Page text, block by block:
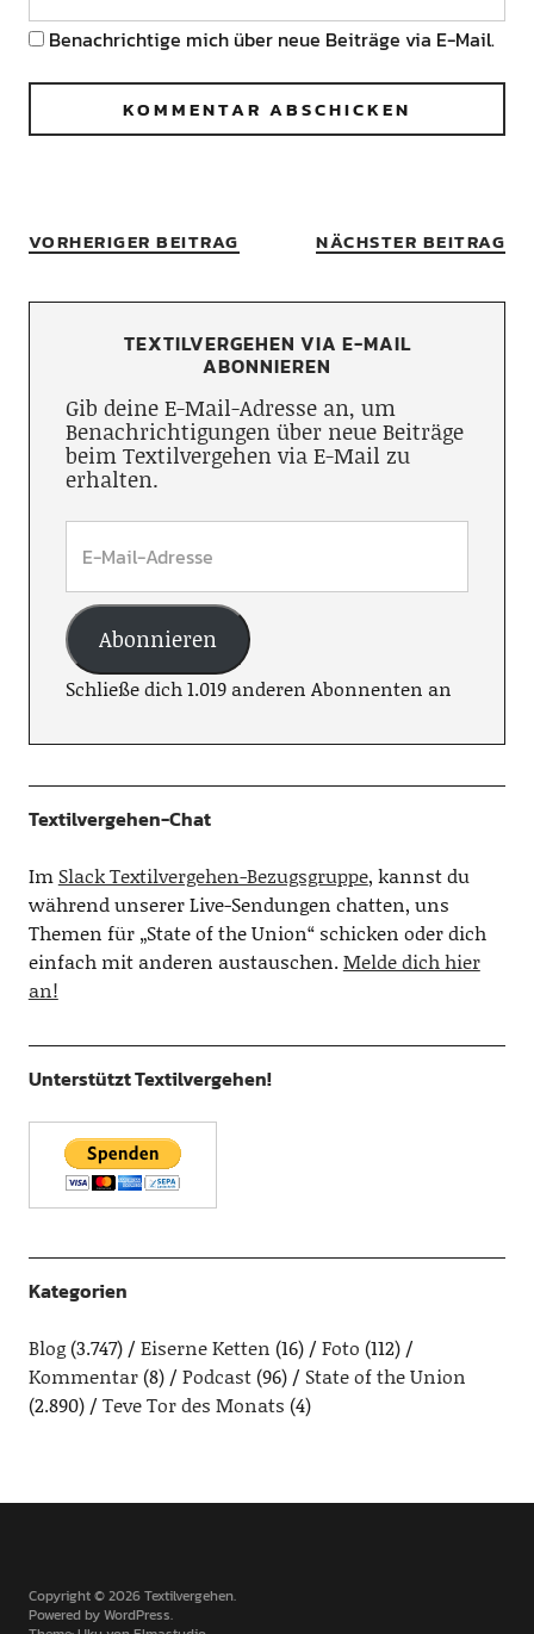
Benachrichtige mich über neue Beiträge via E-Mail.
VORHERIGER BEITRAG NÄCHSTER BEITRAG
TEXTILVERGEHEN VIA E-MAIL
ABONNIEREN
Gib deine E-Mail-Adresse an, um
Benachrichtigungen über neue Beiträge
beim Textilvergehen via E-Mail zu
erhalten.
Abonnieren
Schließe dich 1.019 anderen Abonnenten an
Textilvergehen-Chat
Im Slack Textilvergehen-Bezugsgruppe, kannst du
während unserer Live-Sendungen chatten, uns
Themen für „State of the Union“ schicken oder dich
einfach mit anderen austauschen.Melde dich hier
an!
Unterstützt Textilvergehen!
Kategorien
Blog(3.747) Eiserne Ketten (16) Foto (112)
Kommentar(8) Podcast(96)
State of the Union
(2.890)
Teve Tor des Monats (4)
Copyright © 2026 Textilvergehen
Powered byWordPress